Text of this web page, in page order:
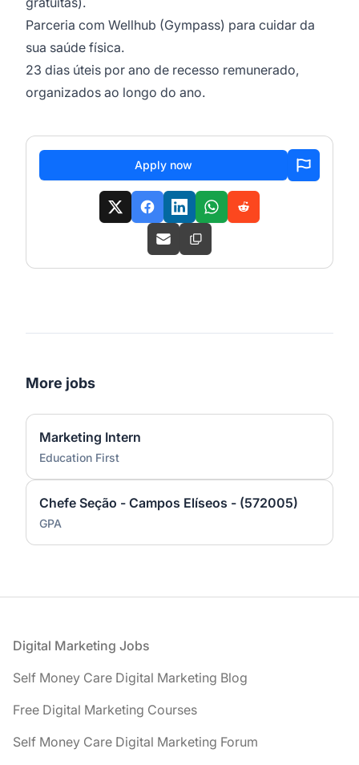
Parceria com Wellhub (Gympass) para cuidar da
sua saúde física.
23 dias úteis por ano de recesso remunerado,
organizados ao longo do ano.
Apply now
More jobs
Marketing Intern
Education First
Chefe Seção - Campos Elíseos - (572005)
GPA
Footer
Digital Marketing Jobs
Self Money Care Digital Marketing Blog
Free Digital Marketing Courses
Self Money Care Digital Marketing Forum